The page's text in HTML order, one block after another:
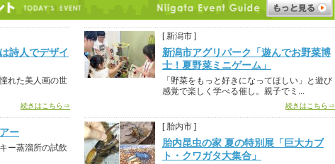
詩人でデザイ
れた美人画の世
続きはこちら⇒
[ 新潟市 ]
新潟市アグリパーク「遊んでお野菜博
士！夏野菜ミニゲーム」
「野菜をもっと好きになってほしい」と遊び
感覚で楽しく学べる催し。親子でミ...
続きはこちら⇒
ー
ー蒸溜所の試飲
[ 胎内市 ]
胎内昆虫の家 夏の特別展「巨大カブ
ト・クワガタ大集合」